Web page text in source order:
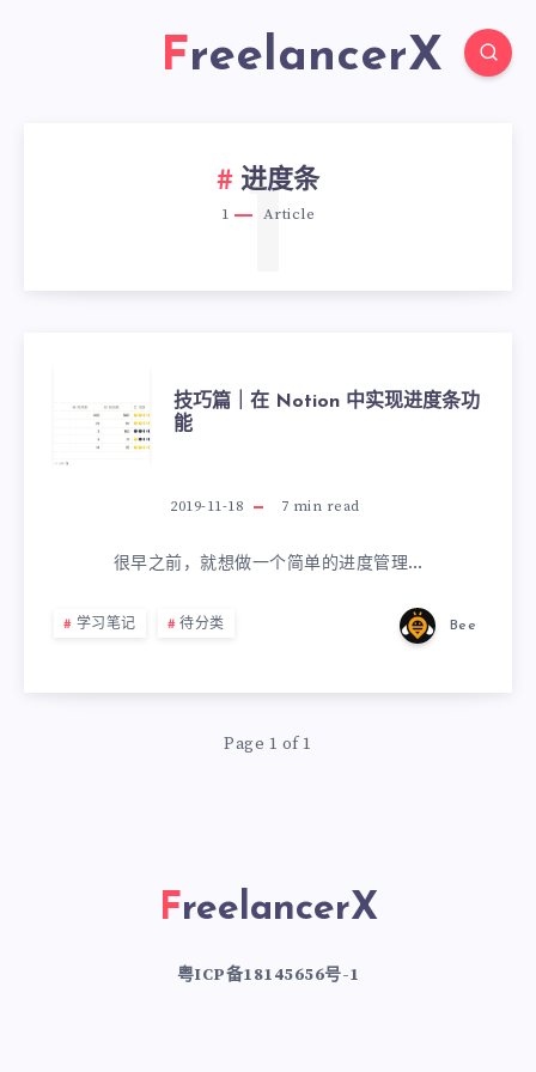
FreelancerX
进度条
1 Article
1
技巧篇｜在 Notion 中实现进度条功
能
2019-11-18 7 min read
很早之前，就想做一个简单的进度管理…
学习笔记 待分类 Bee
Page 1 of 1
FreelancerX
粤ICP备18145656号-1